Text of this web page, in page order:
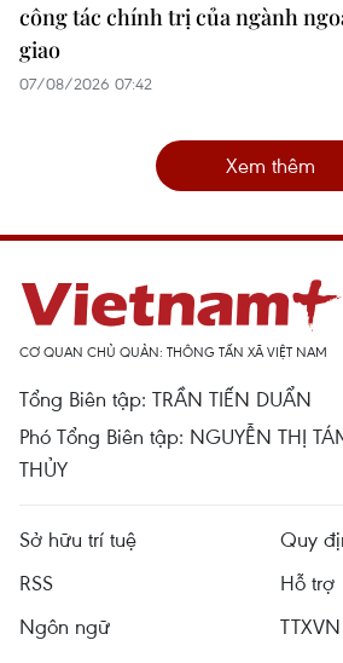
công tác chính trị của ngành
giao
07/08/2026 07:42
Xem thêm
CƠ QUAN CHỦ QUẢN: THÔNG TẤN XÃ VIỆT NAM
Tổng Biên tập: TRẦN TIẾN DUẨN
Phó Tổng Biên tập: NGUYỄN THỊ
THỦY
Sở hữu trí tuệ
Quy
RSS
Hỗ trợ
Ngôn ngữ
TTXVN